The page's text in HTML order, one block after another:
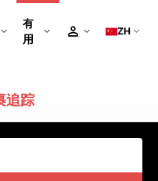
有
用
ZH
追踪